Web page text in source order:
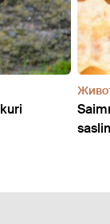
konstatēta
puvi